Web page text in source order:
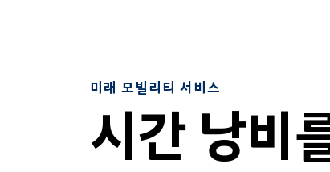
미래 모빌리티 서비스
시간 낭비